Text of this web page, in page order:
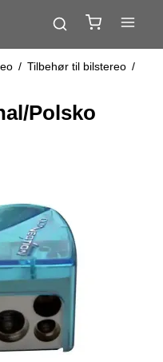
/ Tilbehør til bilstereo /
Polsko